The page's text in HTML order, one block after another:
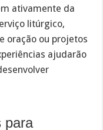
ativamente da
litúrgico,
oração ou projetos
ajudarão
para